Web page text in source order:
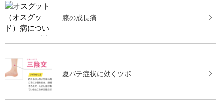
膝の成長痛
夏バテ症状に効くツボ...